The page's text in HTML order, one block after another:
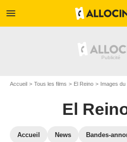
menu
Accueil Tous les films El Reino Images du
El
Accueil News Bandes-